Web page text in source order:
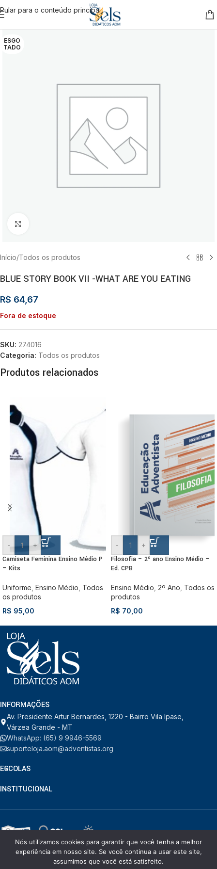
Pular para o conteúdo principal
ESGO
TADO
Início/Todos os produtos
BLUE STORY BOOK VII -WHAT ARE YOU EATING
R$ 64,67
Fora de estoque
SKU: 274016
Categoria: Todos os produtos
Produtos relacionados
- +
Camiseta Feminina Ensino Médio P
– Kits
Uniforme Ensino Médio Todos
os produtos
R$ 95,00
- +
Filosofia – 2º ano Ensino Médio –
Ed. CPB
Ensino Médio 2º Ano Todos os
produtos
R$ 70,00
INFORMAÇÕES
Av. Presidente Artur Bernardes, 1220 - Bairro Vila Ipase,
Várzea Grande - MT
WhatsApp: (65) 9 9946-5569
suporteloja.aom@adventistas.org
ESCOLAS
INSTITUCIONAL
© RDORVAL - Soluções em Tecnologia.2026
. Todos os direitos
reservados.
Nós utilizamos cookies para garantir que você tenha a melhor
experiência em nosso site. Se você continua a usar este site,
assumimos que você está satisfeito.